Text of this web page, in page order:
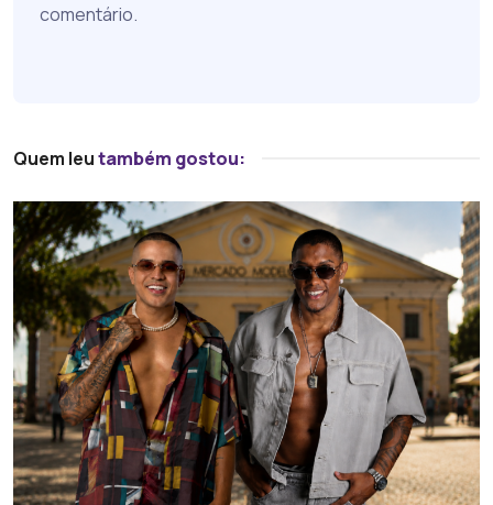
comentário.
Quem leutambém gostou: